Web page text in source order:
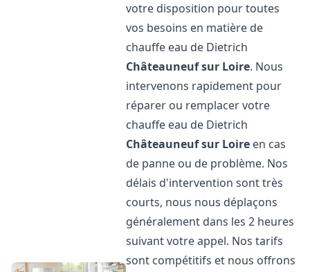
votre disposition pour toutes
vos besoins en matière de
chauffe eau de Dietrich
Châteauneuf sur Loire. Nous
intervenons rapidement pour
réparer ou remplacer votre
chauffe eau de Dietrich
Châteauneuf sur Loire en cas
de panne ou de problème. Nos
délais d'intervention sont très
courts, nous nous déplaçons
généralement dans les 2 heures
suivant votre appel. Nos tarifs
sont compétitifs et nous offrons